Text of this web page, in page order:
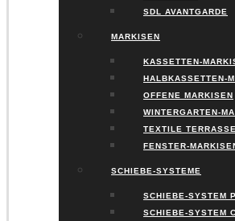
SDL AVANTGARDE
MARKISEN
KASSETTEN-
HALBKASSETTEN-
OFFENE MARKISEN
WINTERGARTEN-
TEXTILE
FENSTER-
SCHIEBE-SYSTEME
SCHIEBE-SYSTEM
SCHIEBE-SYSTEM